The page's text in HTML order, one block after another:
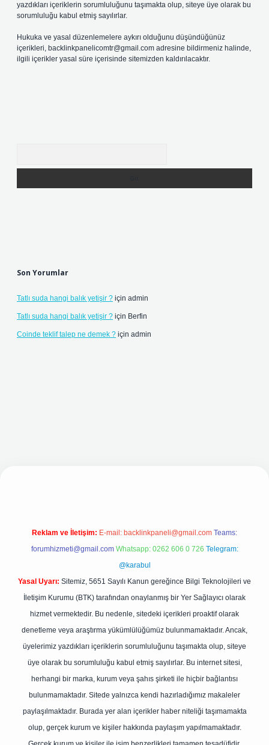
yazdıkları içeriklerin sorumluluğunu taşımakta olup, siteye üye olarak bu
sorumluluğu kabul etmiş sayılırlar.
Hukuka ve yasal düzenlemelere aykırı olduğunu düşündüğünüz
içerikleri, backlinkpanelicomtr@gmail.com adresine bildirmeniz halinde,
ilgili içerikler yasal süre içerisinde sitemizden kaldırılacaktır.
Son Yorumlar
Tatlı suda hangi balık yetişir ? için admin
Tatlı suda hangi balık yetişir ? için Berfin
Coinde teklif talep ne demek ? için admin
Reklam ve İletişim: E-mail: backlinkpaneli@gmail.com Teams:
forumhizmeti@gmail.com Whatsapp: 0262 606 0 726 Telegram:
@karabul
Yasal Uyarı: Sitemiz, 5651 Sayılı Kanun gereğince Bilgi Teknolojileri ve
İletişim Kurumu (BTK) tarafından onaylanmış bir Yer Sağlayıcı olarak
hizmet vermektedir. Bu nedenle, sitedeki içerikleri proaktif olarak
denetleme veya araştırma yükümlülüğümüz bulunmamaktadır. Ancak,
üyelerimiz yazdıkları içeriklerin sorumluluğunu taşımakta olup, siteye
üye olarak bu sorumluluğu kabul etmiş sayılırlar. Bu internet sitesi,
herhangi bir marka, kurum veya şahıs şirketi ile hiçbir bağlantısı
bulunmamaktadır. Sitede yalnızca kendi hazırladığımız makaleler
paylaşılmaktadır. Burada yer alan içerikler haber niteliği taşımamakta
olup, gerçek kurum ve kişiler hakkında paylaşım yapılmamaktadır.